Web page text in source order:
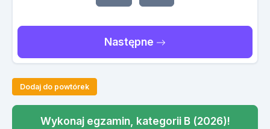
Następne
Dodaj do powtórek
Wykonaj egzamin, kategorii B (2026)!